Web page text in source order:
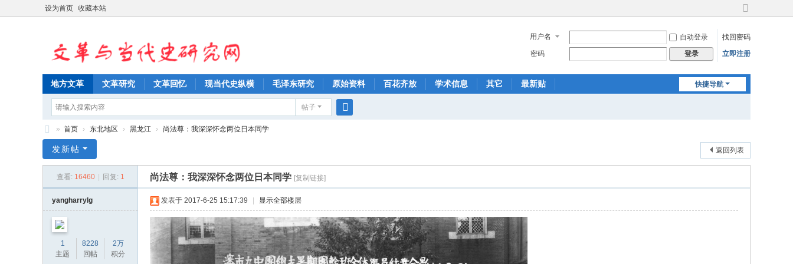
设为首页 收藏本站
切
到
宽
用户名 自动登录
找回密码
密码
登录 立即注册
快捷导航
地方文革 文革研究 文革回忆 现当代史纵横 毛泽东研究 原始资料 百花齐放 学术信息 其它 最新贴
帖子
革
» 首页 › 东北地区 › 黑龙江 › 尚法尊：我深深怀念两位日本同学
返回列表
发新帖
查看: 16460 回复: 1 尚法尊：我深深怀念两位日本同学 [复制链接]
yangharrylg
1
主题
8228
回帖
2万
积分
发表于 2017-6-25 15:17:39 显示全部楼层